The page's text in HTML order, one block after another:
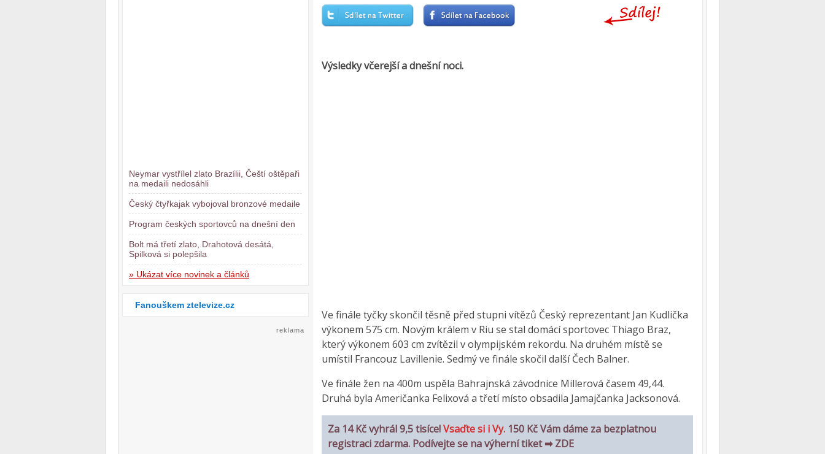
Neymar vystřílel zlato Brazílii, Čeští oštěpaři
na medaili nedosáhli
Český čtyřkajak vybojoval bronzové medaile
Program českých sportovců na dnešní den
Bolt má třetí zlato, Drahotová desátá,
Spilková si polepšila
» Ukázat více novinek a článků
Fanouškem ztelevize.cz
reklama
Výsledky včerejší a dnešní noci.
Ve finále tyčky skončil těsně před stupni vítězů Český reprezentant Jan Kudlička
výkonem 575 cm. Novým králem v Riu se stal domácí sportovec Thiago Braz,
který výkonem 603 cm zvítězil v olympijském rekordu. Na druhém místě se
umístil Francouz Lavillenie. Sedmý ve finále skočil další Čech Balner.
Ve finále žen na 400m uspěla Bahrajnská závodnice Millerová časem 49,44.
Druhá byla Američanka Felixová a třetí místo obsadila Jamajčanka Jacksonová.
Za 14 Kč vyhrál 9,5 tisíce!Vsaďte si i Vy. 150 Kč Vám dáme za bezplatnou
registraci zdarma. Podívejte se na výherní tiket ➡ ZDE